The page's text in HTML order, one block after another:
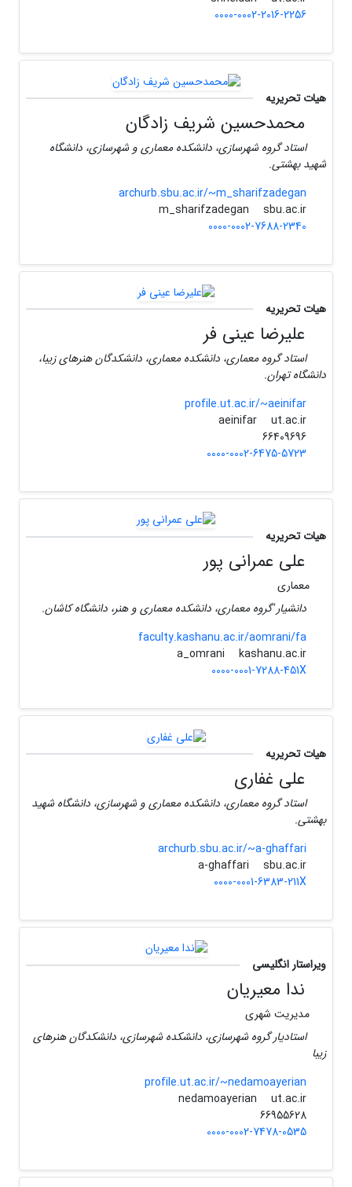
0000-0002-2016-2256
هیات تحریریه
محمدحسین شریف زادگان
استاد گروه شهرسازی، دانشکده معماری و شهرسازی، دانشگاه
شهید بهشتی.
archurb.sbu.ac.ir/~m_sharifzadegan
m_sharifzadegan
sbu.ac.ir
0000-0002-7688-2340
هیات تحریریه
علیرضا عینی فر
استاد گروه معماری، دانشکده معماری، دانشکدگان هنرهای زیبا،
دانشگاه تهران.
profile.ut.ac.ir/~aeinifar
aeinifar
ut.ac.ir
0000-0002-6475-5723
هیات تحریریه
علی عمرانی پور
معماری
دانشیار 'گروه معماری، دانشکده معماری و هنر، دانشگاه کاشان.
faculty.kashanu.ac.ir/aomrani/fa
a_omrani
kashanu.ac.ir
0000-0001-7288-451X
هیات تحریریه
علی غفاری
استاد گروه معماری، دانشکده معماری و شهرسازی، دانشگاه شهید
بهشتی.
archurb.sbu.ac.ir/~a-ghaffari
a-ghaffari
sbu.ac.ir
0000-0001-6383-211X
ویراستار انگلیسی
ندا معیریان
مدیریت شهری
استادیار گروه شهرسازی، دانشکده شهرسازی، دانشکدگان هنرهای
زیبا
profile.ut.ac.ir/~nedamoayerian
nedamoayerian
ut.ac.ir
66955628
0000-0002-7478-0535